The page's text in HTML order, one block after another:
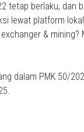
tetap berlaku, dan
lewat platform
& mining?
dalam PMK 50/